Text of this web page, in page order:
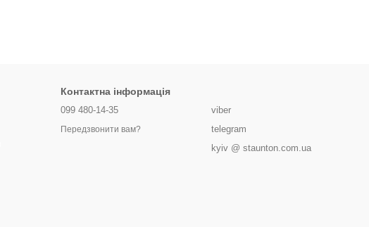
Контактна інформація
099 480-14-35
Передзвонити вам?
viber
telegram
kyiv @ staunton.com.ua